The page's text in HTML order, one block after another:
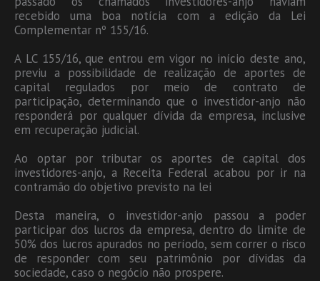
recebido uma boa notícia com a edição da Lei
Complementar nº 155/16.
A LC 155/16, que entrou em vigor no início deste ano,
previu a possibilidade de realização de aportes de
capital regulados por meio de contrato de
participação, determinando que o investidor-anjo não
responderá por qualquer dívida da empresa, inclusive
em recuperação judicial.
Ao optar por tributar os aportes de capital dos
investidores-anjo, a Receita Federal acabou por ir na
contramão do objetivo previsto na lei
Desta maneira, o investidor-anjo passou a poder
participar dos lucros da empresa, dentro do limite de
50% dos lucros apurados no período, sem correr o risco
de responder com seu patrimônio por dívidas da
sociedade, caso o negócio não prospere.